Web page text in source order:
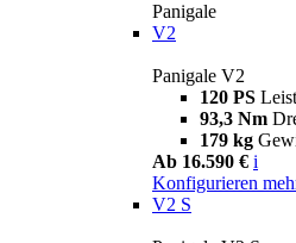
Panigale
V2
Panigale V2
120 PS
93,3 Nm
179 kg
Ab 16.590 € i
Konfigurieren
V2 S